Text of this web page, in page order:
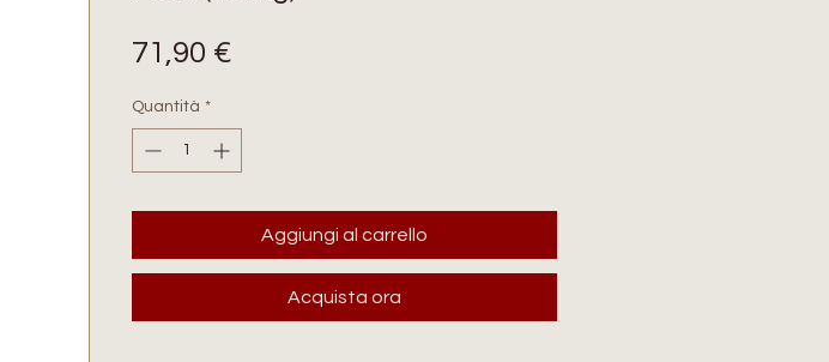
71,90 €
Quantità *
Aggiungi al carrello
Acquista ora